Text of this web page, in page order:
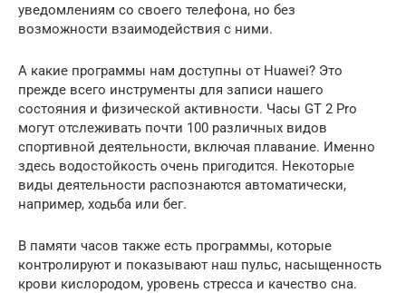
уведомлениям со своего телефона, но без
возможности взаимодействия с ними.
А какие программы нам доступны от Huawei? Это
прежде всего инструменты для записи нашего
состояния и физической активности. Часы GT 2 Pro
могут отслеживать почти 100 различных видов
спортивной деятельности, включая плавание. Именно
здесь водостойкость очень пригодится. Некоторые
виды деятельности распознаются автоматически,
например, ходьба или бег.
В памяти часов также есть программы, которые
контролируют и показывают наш пульс, насыщенность
крови кислородом, уровень стресса и качество сна.